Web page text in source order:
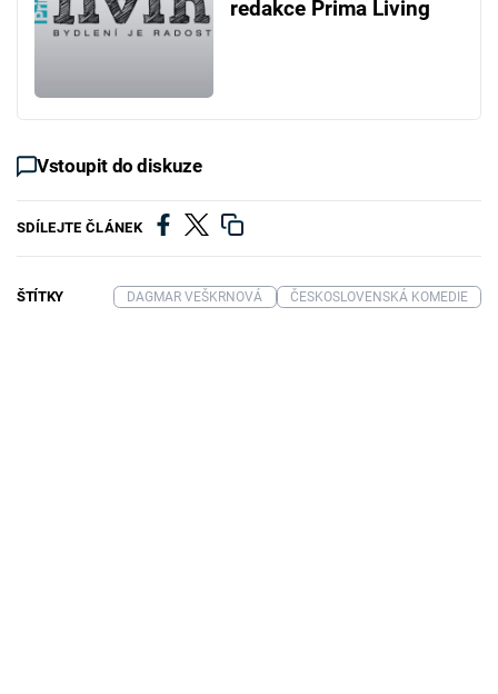
redakce Prima Living
Vstoupit do diskuze
SDÍLEJTE ČLÁNEK
ŠTÍTKY DAGMAR VEŠKRNOVÁ ČESKOSLOVENSKÁ KOMEDIE